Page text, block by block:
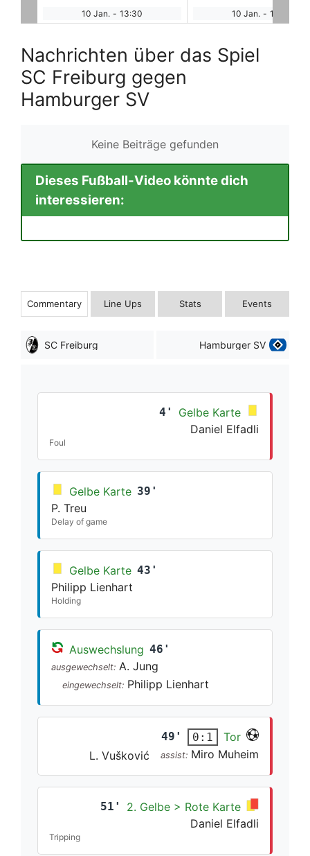
10 Jan. - 13:30 10 Jan. - 13:30
Nachrichten über das Spiel
SC Freiburg gegen
Hamburger SV
Keine Beiträge gefunden
Dieses Fußball-Video könnte dich
interessieren:
Commentary Line Ups Stats Events
SC Freiburg Hamburger SV
4'
Gelbe Karte
Daniel Elfadli
Foul
Gelbe Karte 39'
P. Treu
Delay of game
Gelbe Karte 43'
Philipp Lienhart
Holding
Auswechslung 46'
ausgewechselt: A. Jung
eingewechselt: Philipp Lienhart
49' 0:1
Tor
L. Vušković
assist: Miro Muheim
51'
2. Gelbe > Rote Karte
Daniel Elfadli
Tripping